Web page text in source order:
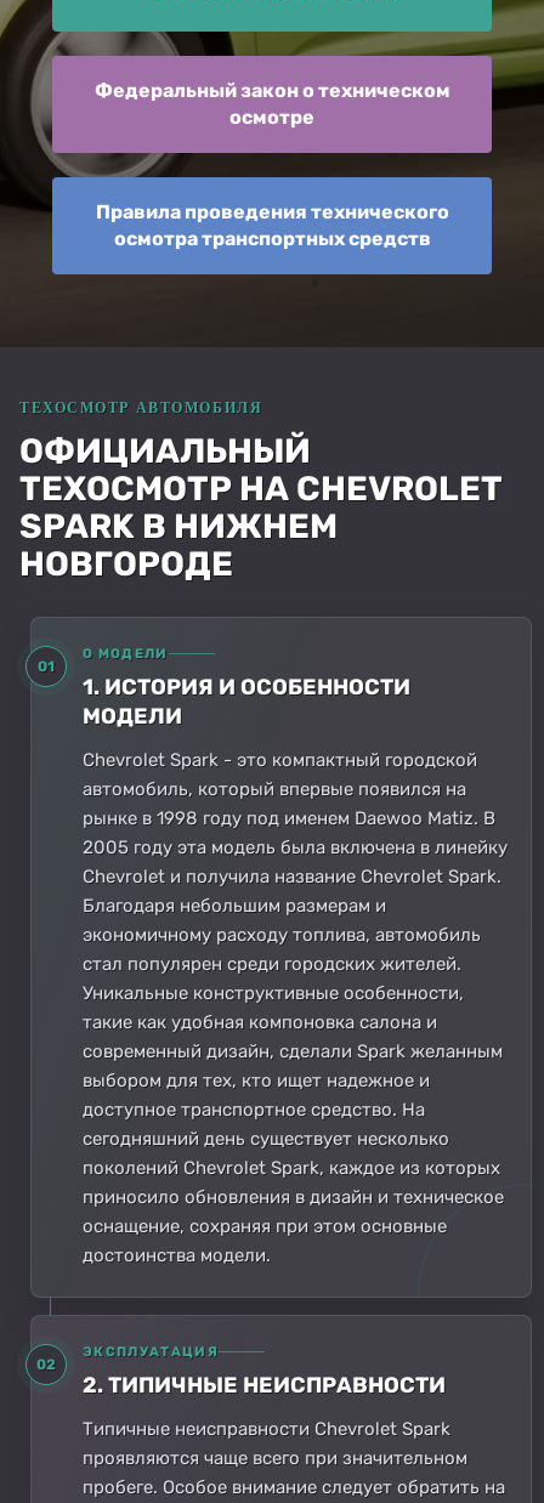
Федеральный закон о техническом
осмотре
Правила проведения технического
осмотра транспортных средств
ОФИЦИАЛЬНЫЙ
ТЕХОСМОТР НА CHEVROLET
SPARK В НИЖНЕМ
НОВГОРОДЕ
01
О МОДЕЛИ
1. ИСТОРИЯ И ОСОБЕННОСТИ
МОДЕЛИ
Chevrolet Spark - это компактный городской
автомобиль, который впервые появился на
рынке в 1998 году под именем Daewoo Matiz. В
2005 году эта модель была включена в линейку
Chevrolet и получила название Chevrolet Spark.
Благодаря небольшим размерам и
экономичному расходу топлива, автомобиль
стал популярен среди городских жителей.
Уникальные конструктивные особенности,
такие как удобная компоновка салона и
современный дизайн, сделали Spark желанным
выбором для тех, кто ищет надежное и
доступное транспортное средство. На
сегодняшний день существует несколько
поколений Chevrolet Spark, каждое из которых
приносило обновления в дизайн и техническое
оснащение, сохраняя при этом основные
достоинства модели.
02
ЭКСПЛУАТАЦИЯ
2. ТИПИЧНЫЕ НЕИСПРАВНОСТИ
Типичные неисправности Chevrolet Spark
проявляются чаще всего при значительном
пробеге. Особое внимание следует обратить на